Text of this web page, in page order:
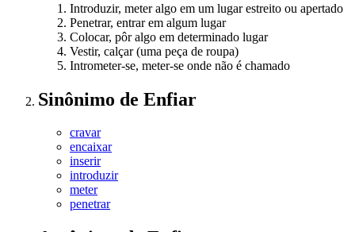
Introduzir, meter algo em um lugar estreito ou apertado
Penetrar, entrar em algum lugar
Colocar, pôr algo em determinado lugar
Vestir, calçar (uma peça de roupa)
Intrometer-se, meter-se onde não é chamado
Sinônimo de Enfiar
cravar
encaixar
inserir
introduzir
meter
penetrar